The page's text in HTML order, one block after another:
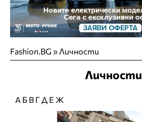
Fashion.BG » Личности
Личности
А Б В ГД Е Ж